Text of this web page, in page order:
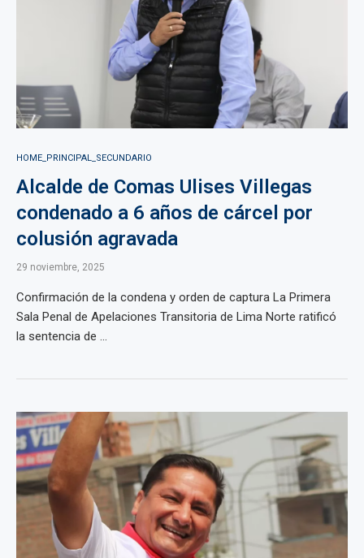
HOME_PRINCIPAL_SECUNDARIO
Alcalde de Comas Ulises Villegas
condenado a 6 años de cárcel por
colusión agravada
29 noviembre, 2025
Confirmación de la condena y orden de captura La Primera
Sala Penal de Apelaciones Transitoria de Lima Norte ratificó
la sentencia de ...